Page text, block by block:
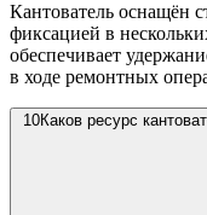
Кантователь оснащён
фиксацией в
обеспечивает
в ходе ремонтных
10Каков ресурс